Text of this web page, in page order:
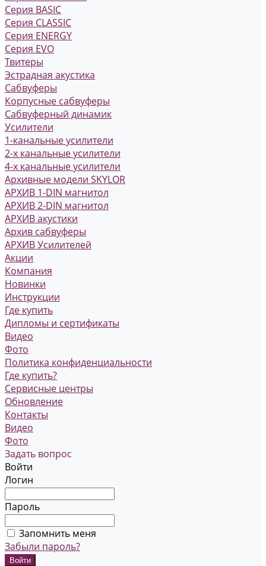
Серия BASIC
Серия CLASSIC
Серия ENERGY
Серия EVO
Твитеры
Эстрадная акустика
Сабвуферы
Корпусные сабвуферы
Сабвуферный динамик
Усилители
1-канальные усилители
2-х канальные усилители
4-х канальные усилители
Архивные модели SKYLOR
АРХИВ 1-DIN магнитол
АРХИВ 2-DIN магнитол
АРХИВ акустики
Архив сабвуферы
АРХИВ Усилителей
Акции
Компания
Новинки
Инструкции
Где купить
Дипломы и сертификаты
Видео
Фото
Политика конфиденциальности
Где купить?
Сервисные центры
Обновление
Контакты
Видео
Фото
Задать вопрос
Войти
Логин
Пароль
Запомнить меня
Забыли пароль?